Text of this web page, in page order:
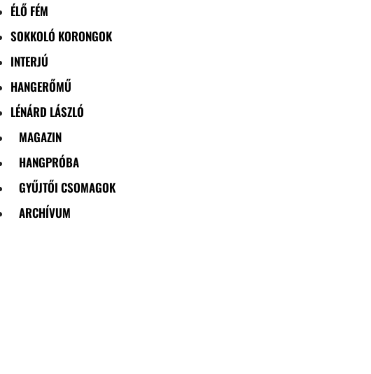
ÉLŐ FÉM
SOKKOLÓ KORONGOK
INTERJÚ
HANGERŐMŰ
LÉNÁRD LÁSZLÓ
MAGAZIN
HANGPRÓBA
GYŰJTŐI CSOMAGOK
ARCHÍVUM